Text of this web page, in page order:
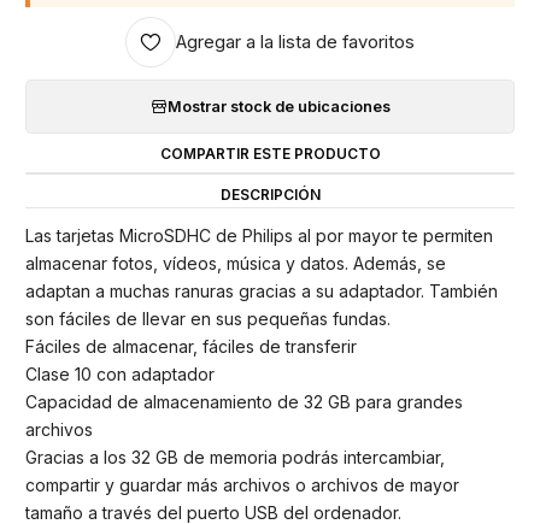
Agregar a la lista de favoritos
Mostrar stock de ubicaciones
COMPARTIR ESTE PRODUCTO
DESCRIPCIÓN
Las tarjetas MicroSDHC de Philips al por mayor te permiten
almacenar fotos, vídeos, música y datos. Además, se
adaptan a muchas ranuras gracias a su adaptador. También
son fáciles de llevar en sus pequeñas fundas.
Fáciles de almacenar, fáciles de transferir
Clase 10 con adaptador
Capacidad de almacenamiento de 32 GB para grandes
archivos
Gracias a los 32 GB de memoria podrás intercambiar,
compartir y guardar más archivos o archivos de mayor
tamaño a través del puerto USB del ordenador.